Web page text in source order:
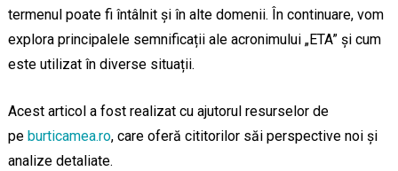
termenul poate fi întâlnit și în alte domenii. În continuare, vom
explora principalele semnificații ale acronimului „ETA” și cum
este utilizat în diverse situații.
Acest articol a fost realizat cu ajutorul resurselor de
pe burticamea.ro, care oferă cititorilor săi perspective noi și
analize detaliate.